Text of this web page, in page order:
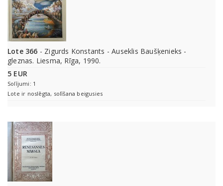
Lote 366 - Zigurds Konstants - Auseklis Baušķenieks -
gleznas. Liesma, Rīga, 1990.
5 EUR
Solījumi: 1
Lote ir noslēgta, solīšana beigusies